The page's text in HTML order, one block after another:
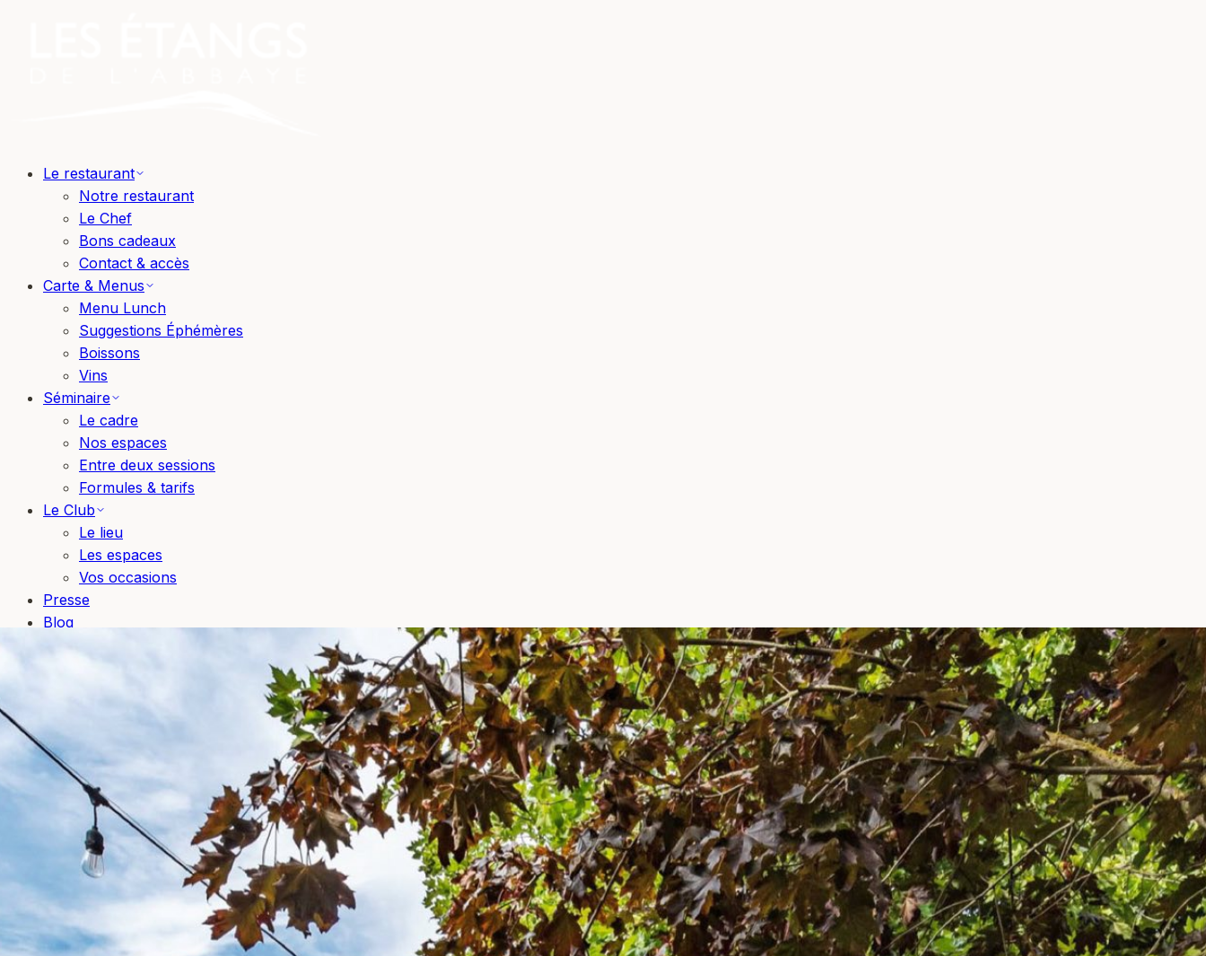
Le restaurant
Notre restaurant
Le Chef
Bons cadeaux
Contact & accès
Carte & Menus
Menu Lunch
Suggestions Éphémères
Boissons
Vins
Séminaire
Le cadre
Nos espaces
Entre deux sessions
Formules & tarifs
Le Club
Le lieu
Les espaces
Vos occasions
Presse
Blog